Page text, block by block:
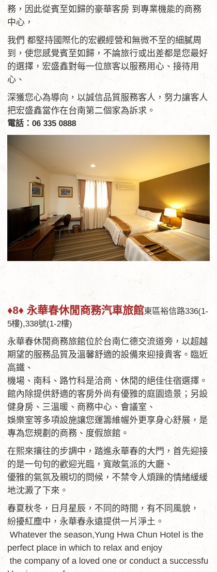
務，因此從賓至如歸的豪華客房 到專業機能的商務
中心，
我們 都堅持國際化的宏觀經營和無微不至的細膩周
到，使您感覺賓至如歸，不論旅行或出差都是您最好
的選擇，宏盛鑫對每一位旅客以服務用心、接待用
心、
深獲您心為導向，以誠信品質服務客人，努力讓客人
把宏盛鑫當作在台南第二個家為訴求。
電話：06 335 0888
♦8♦ 永華春休閒商務汽車旅館東區裕信路336(1-
5樓),338號(1-2樓)
永華春休閒商務旅館位於台南仁德交流道旁，以超越
期望的服務品質及溫馨舒適的設備來迎接貴客。臨近
高鐵、
機場、南科、路竹科是洽商、休閒的絕佳住宿選擇。
館內除提供舒適的客房外尚有優雅的庭園造景；另設
健身房、三溫暖、商務中心、會議室、
娛樂室等多項設施讓您運籌維幄外更享身心舒展，是
專為您規劃的商務、度假旅館。
在熙來攘往的步調中，踏進永華春的大門，首先迎接
的是一句句的歡迎光臨，寬敞氣派的大廳、
優雅的氣氛及親切的問候，不禁令人煩躁的情緒緩緩
地沈澱了下來。
春夏秋冬，日月星辰，不同的時間，有不同風貌，
紛擾紅塵中，永華春永遠提供一片淨土。
Whatever the season,Yung Hwa Chun Hotel is the
perfect place in which to relax and enjoy
the company of a loved one or conduct a successfu